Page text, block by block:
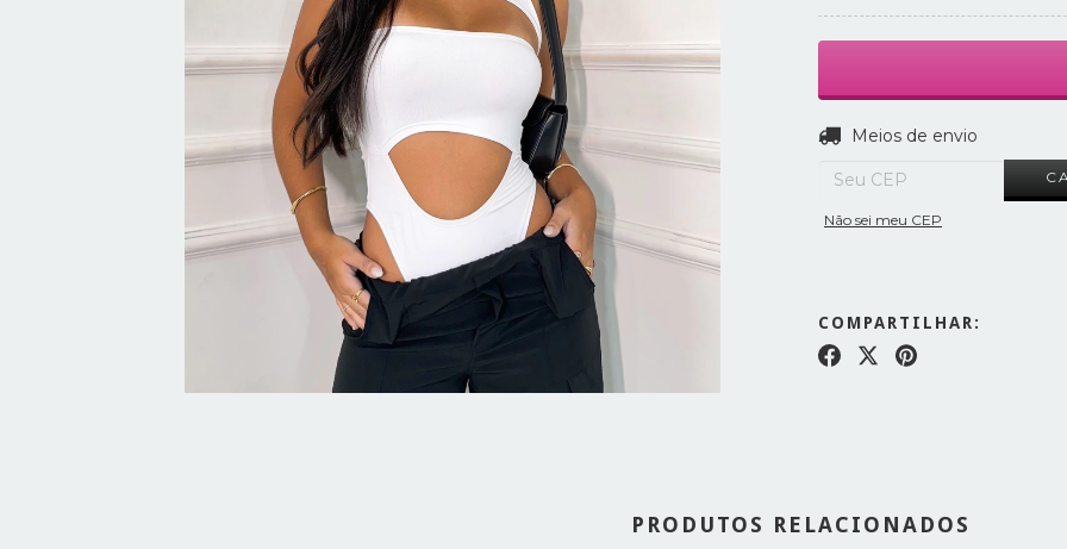
Entregas para o CEP:
Meios de envio
Não sei meu CEP
COMPARTILHAR:
PRODUTOS RELACIONADOS